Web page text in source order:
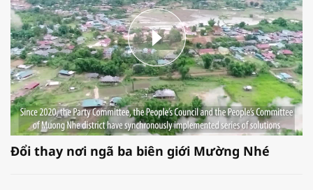
Đổi thay nơi ngã ba biên giới Mường Nhé